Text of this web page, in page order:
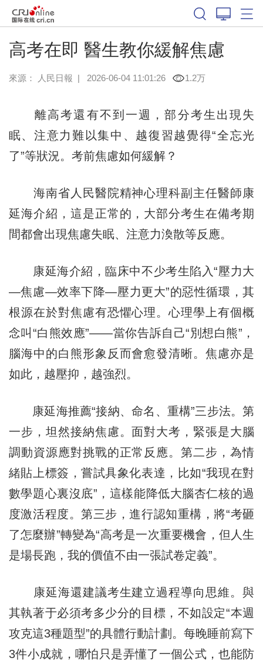
高考在即 醫生教你緩解焦慮
來源： 人民日報 | 2026-06-04 11:01:26 1.2万
離高考還有不到一週，部分考生出現失
眠、注意力難以集中、越復習越覺得“全忘光
了”等狀況。考前焦慮如何緩解？
海南省人民醫院精神心理科副主任醫師康
延海介紹，這是正常的，大部分考生在備考期
間都會出現焦慮失眠、注意力渙散等反應。
康延海介紹，臨床中不少考生陷入“壓力大
—焦慮—效率下降—壓力更大”的惡性循環，其
根源在於對焦慮有恐懼心理。心理學上有個概
念叫“白熊效應”——當你告訴自己“別想白熊”，
腦海中的白熊形象反而會愈發清晰。焦慮亦是
如此，越壓抑，越強烈。
康延海推薦“接納、命名、重構”三步法。第
一步，坦然接納焦慮。面對大考，緊張是大腦
調動資源應對挑戰的正常反應。第二步，為情
緒貼上標簽，嘗試具象化表達，比如“我現在對
數學題心裏沒底”，這樣能降低大腦杏仁核的過
度激活程度。第三步，進行認知重構，將“考砸
了怎麼辦”轉變為“高考是一次重要機會，但人生
是場長跑，我的價值不由一張試卷定義”。
康延海還建議考生建立過程導向思維。與
其執著于必須考多少分的目標，不如設定“本週
攻克這3種題型”的具體行動計劃。每晚睡前寫下
3件小成就，哪怕只是弄懂了一個公式，也能防